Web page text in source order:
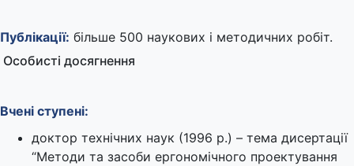
Публікації: більше 500 наукових і методичних робіт.
Особисті досягнення
Вчені ступені:
доктор технічних наук (1996 р.) – тема дисертації
“Методи та засоби ергономічного проектування